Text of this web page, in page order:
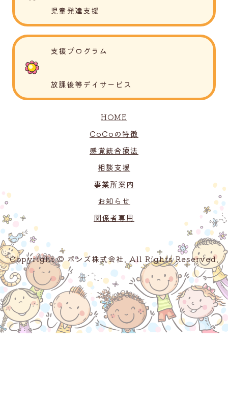
児童発達支援
支援プログラム
放課後等デイサービス
HOME
CoCoの特徴
感覚統合療法
相談支援
事業所案内
お知らせ
関係者専用
Copyright © ボンズ株式会社. All Rights Reserved.